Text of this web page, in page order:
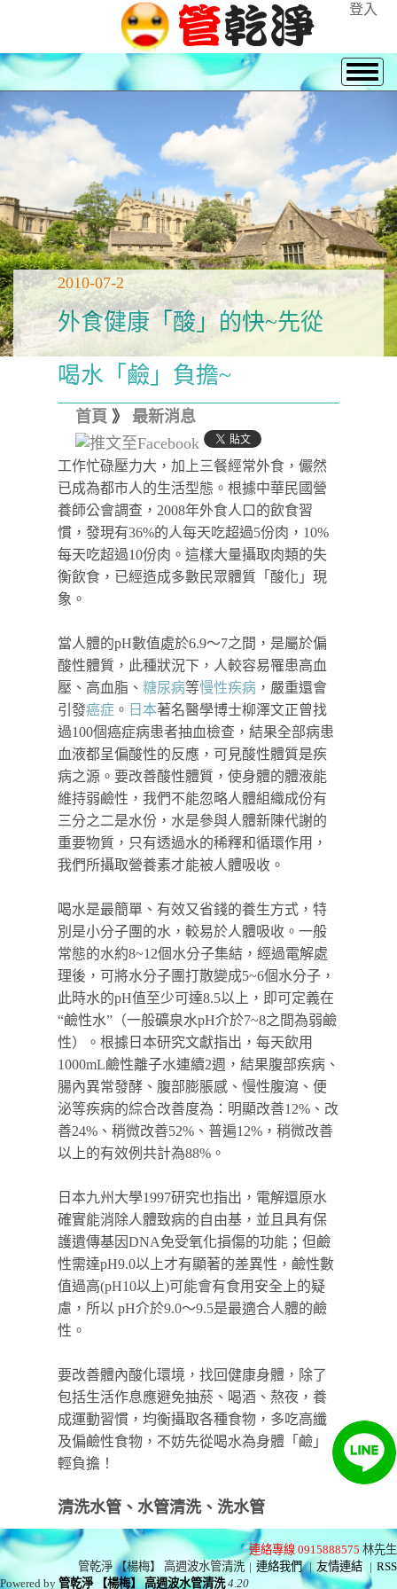
登入
2010-07-2
外食健康「酸」的快~先從
喝水「鹼」負擔~
首頁 》 最新消息
工作忙碌壓力大，加上三餐經常外食，儼然
已成為都市人的生活型態。根據中華民國營
養師公會調查，2008年外食人口的飲食習
慣，發現有36%的人每天吃超過5份肉，10%
每天吃超過10份肉。這樣大量攝取肉類的失
衡飲食，已經造成多數民眾體質「酸化」現
象。
當人體的pH數值處於6.9～7之間，是屬於偏
酸性體質，此種狀況下，人較容易罹患高血
壓、高血脂、 糖尿病等慢性疾病 ，嚴重還會
引發癌症 。 日本著名醫學博士柳澤文正曾找
過100個癌症病患者抽血檢查，結果全部病患
血液都呈偏酸性的反應，可見酸性體質是疾
病之源。要改善酸性體質，使身體的體液能
維持弱鹼性，我們不能忽略人體組織成份有
三分之二是水份，水是參與人體新陳代謝的
重要物質，只有透過水的稀釋和循環作用，
我們所攝取營養素才能被人體吸收。
喝水是最簡單、有效又省錢的養生方式，特
別是小分子團的水，較易於人體吸收。一般
常態的水約8~12個水分子集結，經過電解處
理後，可將水分子團打散變成5~6個水分子，
此時水的pH值至少可達8.5以上，即可定義在
“鹼性水”（一般礦泉水pH介於7~8之間為弱鹼
性）。根據日本研究文獻指出，每天飲用
1000mL鹼性離子水連續2週，結果腹部疾病、
腸內異常發酵、腹部膨脹感、慢性腹瀉、便
泌等疾病的綜合改善度為：明顯改善12%、改
善24%、稍微改善52%、普遍12%，稍微改善
以上的有效例共計為88%。
日本九州大學1997研究也指出，電解還原水
確實能消除人體致病的自由基，並且具有保
護遺傳基因DNA免受氧化損傷的功能；但鹼
性需達pH9.0以上才有顯著的差異性，鹼性數
值過高(pH10以上)可能會有食用安全上的疑
慮，所以 pH介於9.0～9.5是最適合人體的鹼
性。
要改善體內酸化環境，找回健康身體，除了
包括生活作息應避免抽菸、喝酒、熬夜，養
成運動習慣，均衡攝取各種食物，多吃高纖
及偏鹼性食物，不妨先從喝水為身體「鹼」
輕負擔！
清洗水管、水管清洗、洗水管
連絡專線 0915888575 林先生
管乾淨 【楊梅】 高週波水管清洗 | 連絡我們 | 友情連結 | RSS
Powered by管乾淨 【楊梅】 高週波水管清洗 4.20